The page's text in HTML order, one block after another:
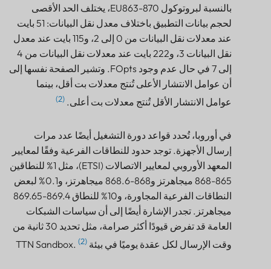
عند معدلات نقل البيانات من 0 إلى 2، و115 بايت عند معدل
نقل البيانات 3، و222 بايت عند معدلات نقل البيانات من 4
إلى 7 في حال عدم وجود FOpts. وتشير الصفحة نفسها إلى
أن عوامل الانتشار الأعلى تُنتج معدلات بت أقل، بينما
عوامل الانتشار الأقل تُنتج معدلات بت أعلى.(2)
إرسال الأجهزة. توجد حدود للنطاقات الفرعية وفقًا لمعايير
المعهد الأوروبي لمعايير الاتصالات (ETSI)، مثل 1% للنطاقين
865-868 ميجاهرتز و868-868.6 ميجاهرتز، و0.1% لبعض
النطاقات الفرعية المجاورة، و10% للنطاق 869.4-869.65
ميجاهرتز. تجدر الإشارة أيضًا إلى أن سياسات الشبكات
العامة قد تفرض قيودًا أكثر صرامة، مثل تحديد 30 ثانية من
وقت الإرسال لكل عقدة يوميًا في بيئة TTN Sandbox.(2)